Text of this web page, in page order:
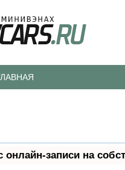
онлайн-записи на